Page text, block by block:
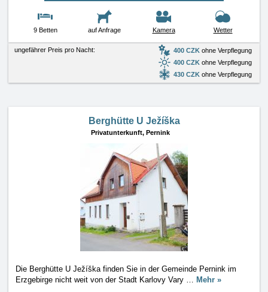
9 Betten auf Anfrage Kamera Wetter
ungefährer Preis pro Nacht: 400 CZK ohne Verpflegung
400 CZK ohne Verpflegung
430 CZK ohne Verpflegung
Berghütte U Ježíška
Privatunterkunft, Pernink
Die Berghütte U Ježíška finden Sie in der Gemeinde Pernink im
Erzgebirge nicht weit von der Stadt Karlovy Vary … Mehr »